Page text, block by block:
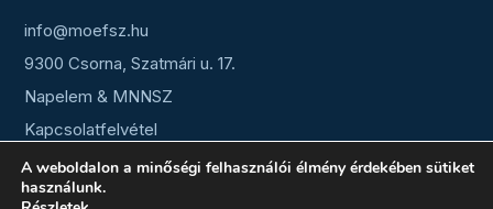
info@moefsz.hu
9300 Csorna, Szatmári u. 17.
Napelem & MNNSZ
Kapcsolatfelvétel
A weboldalon a minőségi felhasználói élmény érdekében sütiket
használunk.